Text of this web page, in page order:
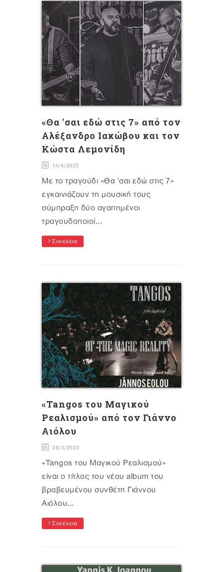
«Θα 'σαι εδώ στις 7» από τον
Αλέξανδρο Ιακώβου και τον
Κώστα Λεμονίδη
14/4/2023
Με το τραγούδι «Θα 'σαι εδώ στις 7»
εγκαινιάζουν τη μουσική τους
σύμπραξη δύο αγαπημένοι
τραγουδοποιοί...
Συνέχεια
«Tangos του Μαγικού
Ρεαλισμού» από τον Γιάννο
Αιόλου
28/3/2023
«Tangos του Μαγικού Ρεαλισμού»
είναι ο τίτλος του νέου album του
βραβευμένου συνθέτη Γιάννου
Αιόλου...
Συνέχεια